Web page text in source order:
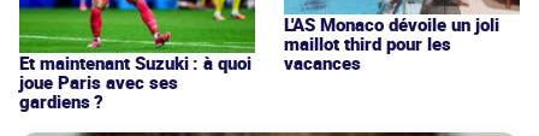
Et maintenant Suzuki : à quoi
joue Paris avec ses
gardiens ?
L'AS Monaco dévoile un joli
maillot third pour les
vacances